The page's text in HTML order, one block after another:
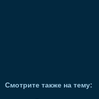
Смотрите также на тему: